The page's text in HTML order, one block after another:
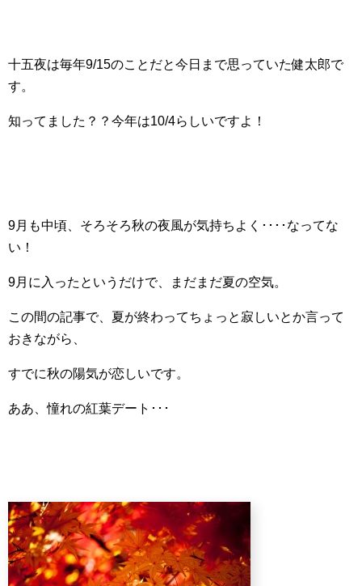
十五夜は毎年9/15のことだと今日まで思っていた健太郎で
す。
知ってました？？今年は10/4らしいですよ！
9月も中頃、そろそろ秋の夜風が気持ちよく････なってな
い！
9月に入ったというだけで、まだまだ夏の空気。
この間の記事で、夏が終わってちょっと寂しいとか言って
おきながら、
すでに秋の陽気が恋しいです。
ああ、憧れの紅葉デート･･･